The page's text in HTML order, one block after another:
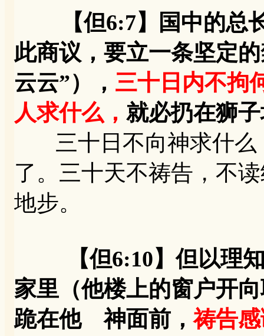
【但6:7】国中的
此商议，要立一条坚定
云云”）， 三十日内不拘
人求什么， 就必扔在狮
三十日不向神求什么
了。三十天不祷告，不
地步。
【但6:10】但以理
家里（他楼上的窗户开
跪在他 神面前，祷告